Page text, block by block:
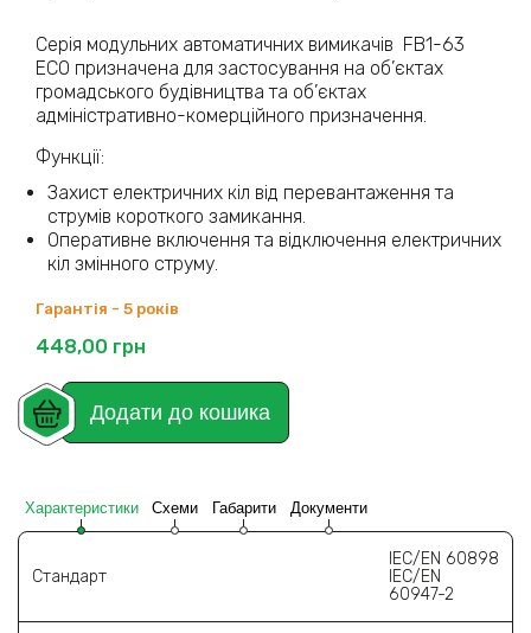
Серія модульних автоматичних вимикачів FB1-63
ECO призначена для застосування на об’єктах
громадського будівництва та об’єктах
адміністративно-комерційного призначення.
Функції:
Захист електричних кіл від перевантаження та
струмів короткого замикання.
Оперативне включення та відключення електричних
кіл змінного струму.
Гарантія - 5 років
448,00 грн
Додати до кошика
Характеристики Схеми Габарити Документи
Стандарт
IEC/EN 60898
IEC/EN
60947-2